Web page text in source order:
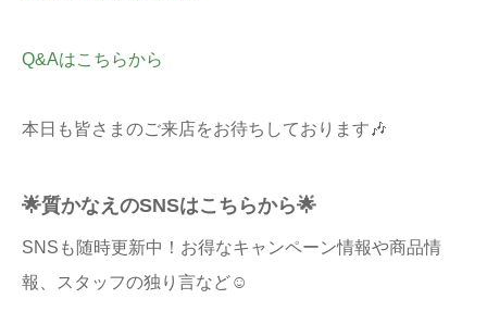
Q&Aはこちらから
本日も皆さまのご来店をお待ちしております🎶
🌟質かなえのSNSはこちらから🌟
SNSも随時更新中！お得なキャンペーン情報や商品情
報、スタッフの独り言など☺